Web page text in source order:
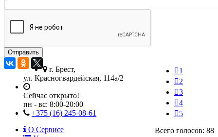
1
2
3
4
5
Всего голосов: 88
г. Брест,
ул. Красногвардейская, 114а/2
Сейчас открыто!
пн - вс: 8:00-20:00
+375 (16) 245-08-61
О Сервисе